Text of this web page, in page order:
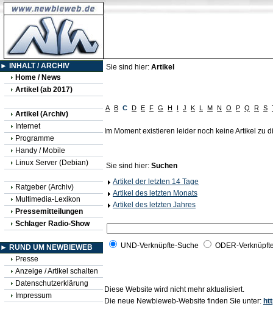
► INHALT / ARCHIV
Home / News
Artikel (ab 2017)
Artikel (Archiv)
Internet
Programme
Handy / Mobile
Linux Server (Debian)
Ratgeber (Archiv)
Multimedia-Lexikon
Pressemitteilungen
Schlager Radio-Show
► RUND UM NEWBIEWEB
Presse
Anzeige / Artikel schalten
Datenschutzerklärung
Impressum
Sie sind hier: Artikel
A B C D E F G H I J K L M N O P Q R S
Im Moment existieren leider noch keine Artikel zu
Sie sind hier: Suchen
Artikel der letzten 14 Tage
Artikel des letzten Monats
Artikel des letzten Jahres
UND-Verknüpfte-Suche ODER-
Diese Website wird nicht mehr aktualisiert.
Die neue Newbieweb-Website finden Sie unter: